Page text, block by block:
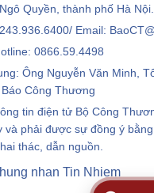
Quyền, thành phố Hà Nội.
Email:
0866.59.4498
Ông Nguyễn Văn Minh,
Báo Công Thương
tin điện tử Bộ Công
và phải được sự đồng ý
thác, dẫn nguồn.